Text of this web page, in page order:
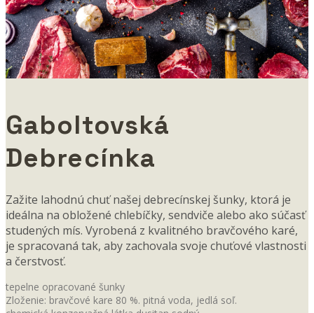
Gaboltovská
Debrecínka
Zažite lahodnú chuť našej debrecínskej šunky, ktorá je
ideálna na obložené chlebíčky, sendviče alebo ako súčasť
studených mís. Vyrobená z kvalitného bravčového karé,
je spracovaná tak, aby zachovala svoje chuťové vlastnosti
a čerstvosť.
tepelne opracované šunky
Zloženie: bravčové kare 80 %. pitná voda, jedlá soľ.